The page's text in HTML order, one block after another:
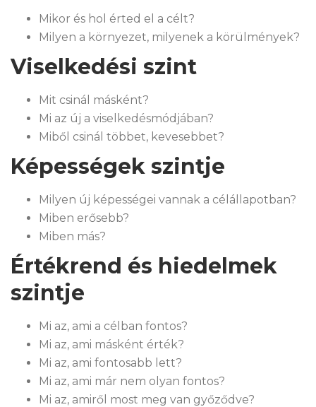
Mikor és hol érted el a célt?
Milyen a környezet, milyenek a körülmények?
Viselkedési szint
Mit csinál másként?
Mi az új a viselkedésmódjában?
Miből csinál többet, kevesebbet?
Képességek szintje
Milyen új képességei vannak a célállapotban?
Miben erősebb?
Miben más?
Értékrend és hiedelmek
szintje
Mi az, ami a célban fontos?
Mi az, ami másként érték?
Mi az, ami fontosabb lett?
Mi az, ami már nem olyan fontos?
Mi az, amiről most meg van győződve?